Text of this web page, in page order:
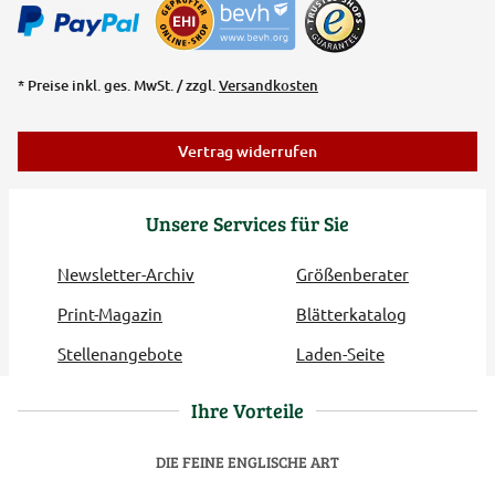
Unsere Services für Sie
Newsletter-Archiv
Größenberater
Print-Magazin
Blätterkatalog
Stellenangebote
Laden-Seite
* Preise inkl. ges. MwSt. / zzgl.Versandkosten
Vertrag widerrufen
Ihre Vorteile
DIE FEINE ENGLISCHE ART